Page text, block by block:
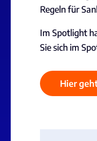
Regelnfür
Im Spotlight
Sie sich im
Hier